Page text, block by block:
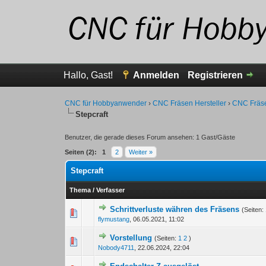
Hallo, Gast! Anmelden Registrieren
CNC für Hobbyanwender ›CNC Fräsen Hersteller ›CNC
Stepcraft
Benutzer, die gerade dieses Forum ansehen: 1 Gast/Gäste
Seiten (2): 1 2 Weiter »
Stepcraft
Thema /Verfasser
Schrittverluste währen des Fräsens (Seiten:
flymustang ,06.05.2021, 11:02
0 Bewertung(en) - 0 1
Vorstellung (Seiten: 1 2 )
Nobody4711
,22.06.2024, 22:04
0 Bewertung(en) - 0